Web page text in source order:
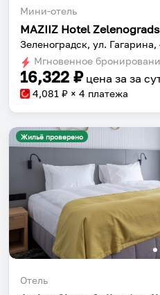
Мини-отель
Зеленоградск, ул. Гагарина,
Мгновенное
16,322 ₽ цена за за
4,081 ₽ × 4 платежа
Жильё проверено
Отель